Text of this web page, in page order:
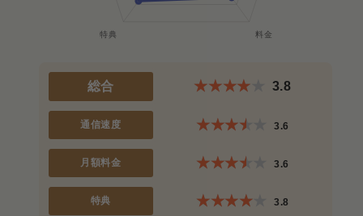
総合 3.8
通信速度 3.6
月額料金 3.6
特典 3.8